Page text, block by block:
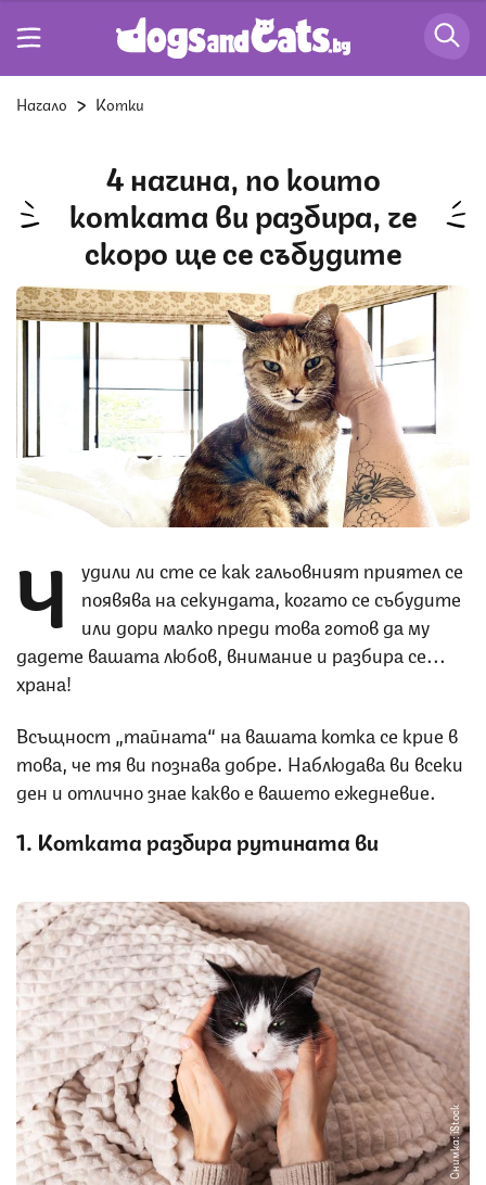
Начало Котки
4 начина, по които
котката ви разбира, че
скоро ще се събудите
Снимка: iStock
Ч
удили ли сте се как гальовният приятел се
появява на секундата, когато се събудите
или дори малко преди това готов да му
дадете вашата любов, внимание и разбира се...
храна!
Всъщност „тайната“ на вашата котка се крие в
това, че тя ви познава добре. Наблюдава ви всеки
ден и отлично знае какво е вашето ежедневие.
1. Котката разбира рутината ви
Снимка: iStock